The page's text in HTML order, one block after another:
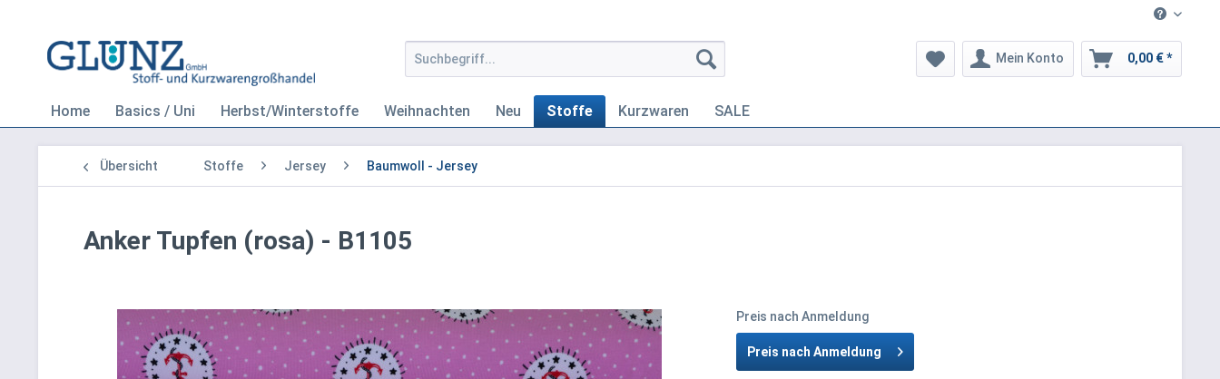
Mein Konto 0,00 € *
Home Basics / Uni Herbst/Winterstoffe Weihnachten Neu Stoffe Kurzwaren SALE
Übersicht Stoffe Jersey Baumwoll - Jersey
Anker Tupfen (rosa) - B1105
Preis nach Anmeldung
Preis nach Anmeldung